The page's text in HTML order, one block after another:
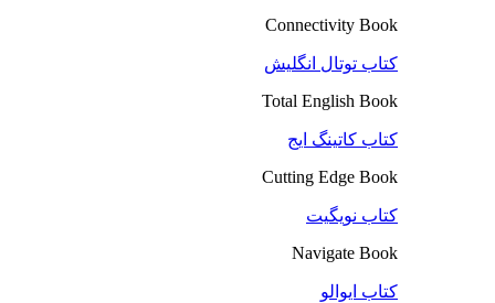
Connectivity Book
کتاب توتال انگلیش
Total English Book
کتاب کاتینگ ایج
Cutting Edge Book
کتاب نویگیت
Navigate Book
کتاب ایوالو